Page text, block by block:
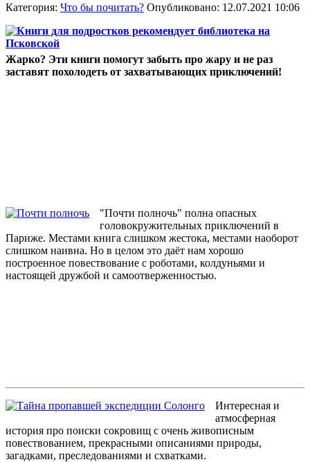
Категория: Что бы почитать? Опубликовано: 12.07.2021 10:06
Жарко? Эти книги помогут забыть про жару и не раз
заставят похолодеть от захватывающих приключений!
"Почти полночь" полна опасных
головокружительных приключений в
Париже. Местами книга слишком жестока, местами наоборот
слишком наивна. Но в целом это даёт нам хорошо
построенное повествование с роботами, колдуньями и
настоящей дружбой и самоотверженностью.
Интересная и
атмосферная
история про поиски сокровищ с очень живописным
повествованием, прекрасными описаниями природы,
загадками, преследованиями и схватками.